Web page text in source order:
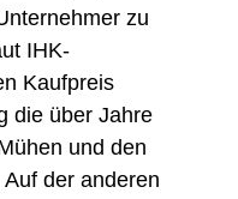
zu
IHK-
Kaufpreis
die über Jahre
und den
der anderen